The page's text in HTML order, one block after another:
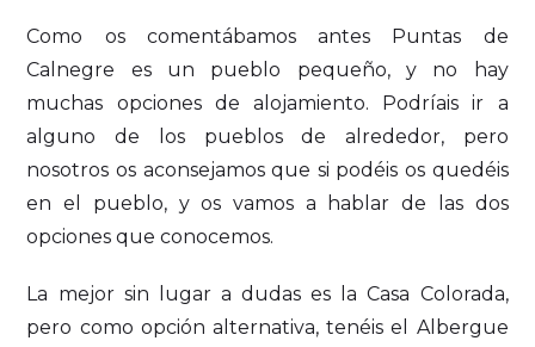
Como os comentábamos antes Puntas de
Calnegre es un pueblo pequeño, y no hay
muchas opciones de alojamiento. Podríais ir a
alguno de los pueblos de alrededor, pero
nosotros os aconsejamos que si podéis os quedéis
en el pueblo, y os vamos a hablar de las dos
opciones que conocemos.
La mejor sin lugar a dudas es la Casa Colorada,
pero como opción alternativa, tenéis el Albergue